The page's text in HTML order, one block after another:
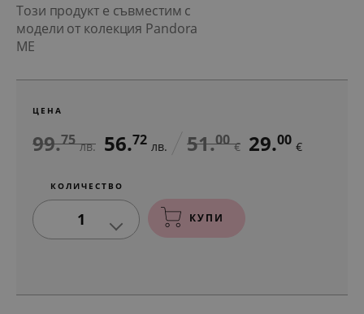
Този продукт е съвместим с
модели от колекция Pandora
ME
ЦЕНА
99.75 лв. 56.72 лв. 51.00 € 29.00 €
КОЛИЧЕСТВО
1 КУПИ